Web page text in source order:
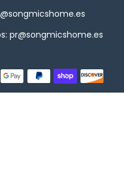
pr@songmicshome.es